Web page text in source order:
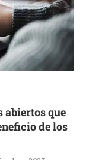
abiertos que
de los